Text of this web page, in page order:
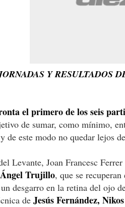
Y RESULTADOS
el primero de los seis
de sumar, como mínimo,
de este modo no quedar lejos
Levante, Joan Francesc
Trujillo, que se
desgarro en la retina del ojo
de Jesús Fernández,